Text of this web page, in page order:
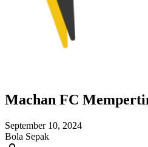
Machan FC
September 10, 2024
Bola Sepak